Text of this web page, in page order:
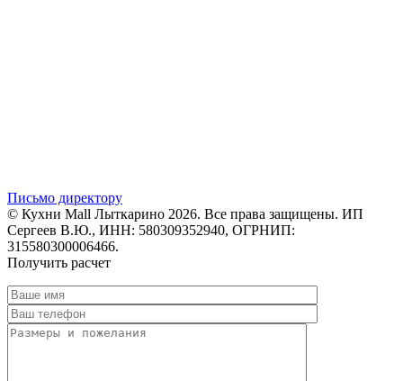
Письмо директору
© Кухни Mall Лыткарино 2026. Все права защищены. ИП
Сергеев В.Ю., ИНН: 580309352940, ОГРНИП:
315580300006466.
Получить расчет